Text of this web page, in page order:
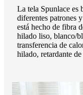
La tela Spunlace es
diferentes patrones
está hecho de fibra
hilado liso, blanco/
transferencia de
hilado, retardante